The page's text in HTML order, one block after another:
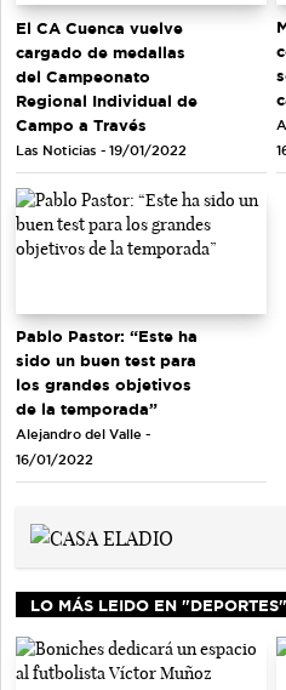
El CA Cuenca vuelve
cargado de medallas
del Campeonato
Regional Individual de
Campo a Través
Las Noticias - 19/01/2022
Pablo Pastor: “Este ha
sido un buen test para
los grandes objetivos
de la temporada”
Alejandro del Valle -
16/01/2022
LO MÁS LEIDO EN "DEPORTES"